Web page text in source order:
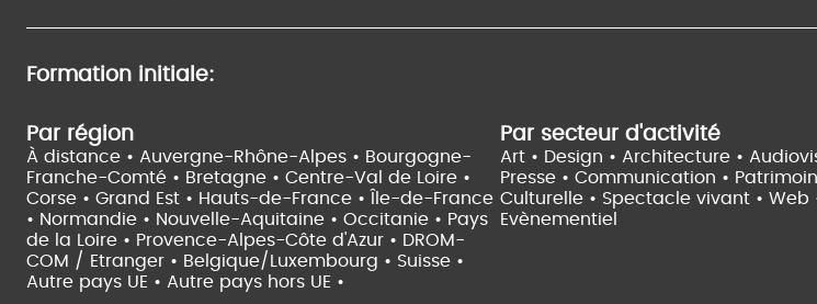
Formation initiale:
Par région
À distance • Auvergne-Rhône-Alpes • Bourgogne-
Franche-Comté • Bretagne • Centre-Val de Loire •
Corse • Grand Est • Hauts-de-France •
Île-de-France
• Normandie • Nouvelle-Aquitaine • Occitanie • Pays
de la Loire • Provence-Alpes-Côte d'Azur • DROM-
COM / Etranger • Belgique/Luxembourg • Suisse •
Autre pays UE • Autre pays hors UE •
Par secteur d'activité
Art • Design • Architecture •
Presse • Communication •
Culturelle • Spectacle vivant • Web
Evènementiel